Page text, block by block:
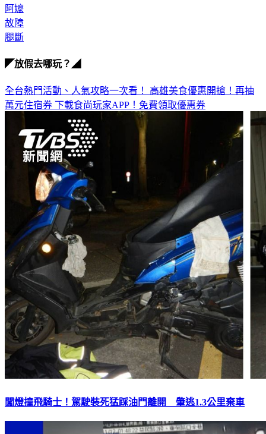
阿嬤
故障
腿斷
◤放假去哪玩？◢
全台熱門活動、人氣攻略一次看！ 高雄美食優惠開搶！再抽
萬元住宿券 下載食尚玩家APP！免費領取優惠券
闖燈撞飛騎士！駕駛裝死猛踩油門離開 肇逃1.3公里棄車